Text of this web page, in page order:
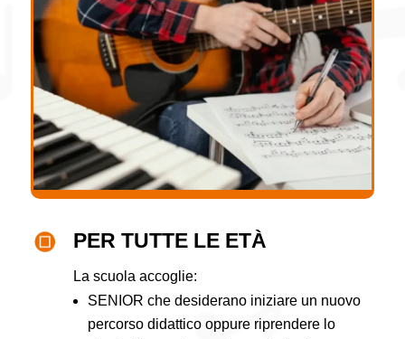
PER TUTTE LE ETÀ
La scuola accoglie:
SENIOR che desiderano iniziare un nuovo
percorso didattico oppure riprendere lo